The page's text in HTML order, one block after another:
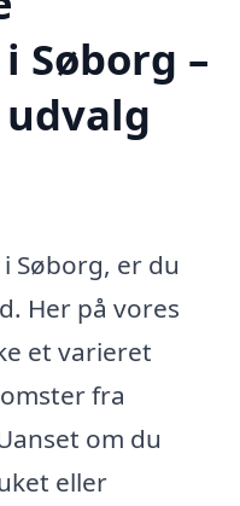
Søborg –
Søborg, er du
Her på vores
et varieret
fra
om du
eller